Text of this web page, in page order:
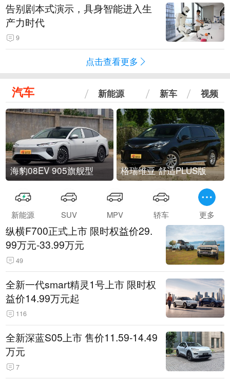
告别剧本式演示，具身智能进入生
产力时代
9
点击查看更多
汽车 新能源 新车 视频
海豹08EV 905旗舰型 格瑞维亚 舒适PLUS版
新能源 SUV MPV 轿车 更多
纵横F700正式上市 限时权益价29.
99万元-33.99万元
49
全新一代smart精灵1号上市 限时权
益价14.99万元起
116
全新深蓝S05上市 售价11.59-14.49
万元
7